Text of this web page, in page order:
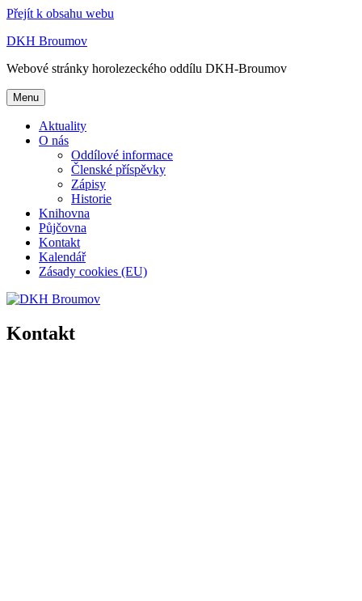
Přejít k obsahu webu
DKH Broumov
Webové stránky horolezeckého oddílu DKH-Broumov
Menu
Aktuality
O nás
Oddílové informace
Členské příspěvky
Zápisy
Historie
Knihovna
Půjčovna
Kontakt
Kalendář
Zásady cookies (EU)
Kontakt